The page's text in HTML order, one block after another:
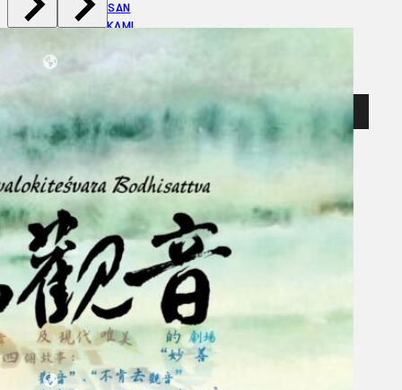
SEJARAH LISAN
MENGENAI KAMI
EN
Koleksi Kami
Teater
Tarian
Artikel
Penapisan
Sejarah Lisan
Mengenai Kami
Hubungi Kami
BM